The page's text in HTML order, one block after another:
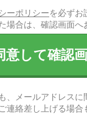
ーポリシーを必ずお
場合は、確認画面へ
意して確認
、メールアドレスに
連絡差し上げる場合